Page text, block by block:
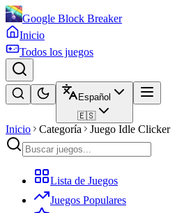
Google Block Breaker
Inicio
Todos los juegos
Español
🇪🇸
Inicio Categoría Juego Idle Clicker
Lista de Juegos
Juegos Populares